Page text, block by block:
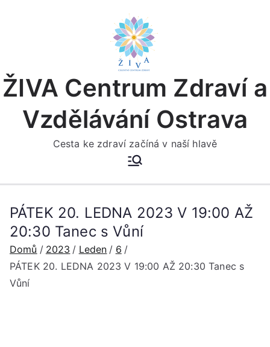
ŽIVA Centrum Zdraví a
Vzdělávání Ostrava
Cesta ke zdraví začíná v naší hlavě
PÁTEK 20. LEDNA 2023 V 19:00 AŽ
20:30 Tanec s Vůní
Domů 2023 Leden
6
PÁTEK 20. LEDNA 2023 V 19:00 AŽ 20:30 Tanec s
Vůní